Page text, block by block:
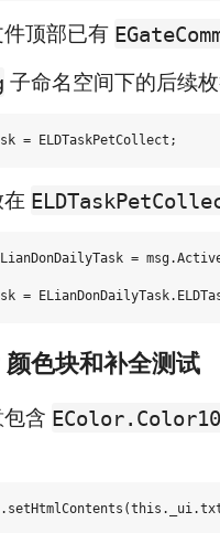
顶部已有
子命名空间下的后续
=
色块和补全测试
含